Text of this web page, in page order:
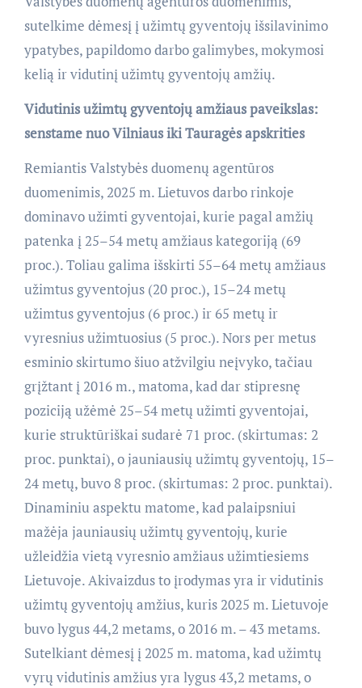
sutelkime dėmesį į užimtų gyventojų išsilavinimo
ypatybes, papildomo darbo galimybes, mokymosi
kelią ir vidutinį užimtų gyventojų amžių.
Vidutinis užimtų gyventojų amžiaus paveikslas:
senstame nuo Vilniaus iki Tauragės apskrities
Remiantis Valstybės duomenų agentūros
duomenimis, 2025 m. Lietuvos darbo rinkoje
dominavo užimti gyventojai, kurie pagal amžių
patenka į 25–54 metų amžiaus kategoriją (69
proc.). Toliau galima išskirti 55–64 metų amžiaus
užimtus gyventojus (20 proc.), 15–24 metų
užimtus gyventojus (6 proc.) ir 65 metų ir
vyresnius užimtuosius (5 proc.). Nors per metus
esminio skirtumo šiuo atžvilgiu neįvyko, tačiau
grįžtant į 2016 m., matoma, kad dar stipresnę
poziciją užėmė 25–54 metų užimti gyventojai,
kurie struktūriškai sudarė 71 proc. (skirtumas: 2
proc. punktai), o jauniausių užimtų gyventojų, 15–
24 metų, buvo 8 proc. (skirtumas: 2 proc. punktai).
Dinaminiu aspektu matome, kad palaipsniui
mažėja jauniausių užimtų gyventojų, kurie
užleidžia vietą vyresnio amžiaus užimtiesiems
Lietuvoje. Akivaizdus to įrodymas yra ir vidutinis
užimtų gyventojų amžius, kuris 2025 m. Lietuvoje
buvo lygus 44,2 metams, o 2016 m. – 43 metams.
Sutelkiant dėmesį į 2025 m. matoma, kad užimtų
vyrų vidutinis amžius yra lygus 43,2 metams, o